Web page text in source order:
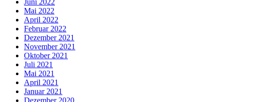
Juni 2022
Mai 2022
April 2022
Februar 2022
Dezember 2021
November 2021
Oktober 2021
Juli 2021
Mai 2021
April 2021
Januar 2021